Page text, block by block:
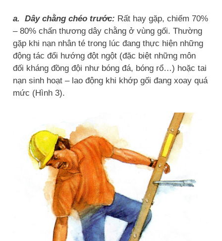
a. Dây chằng chéo trước: Rất hay gặp, chiếm 70%
– 80% chấn thương dây chằng ở vùng gối. Thường
gặp khi nạn nhân té trong lúc đang thực hiện những
động tác đổi hướng đột ngột (đặc biệt những môn
đối kháng đồng đội như bóng đá, bóng rổ…) hoặc tai
nạn sinh hoạt – lao động khi khớp gối đang xoay quá
mức (Hình 3).